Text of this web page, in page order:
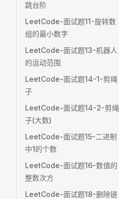
跳台阶
LeetCode-面试题11-旋转数
组的最小数字
LeetCode-面试题13-机器人
的运动范围
LeetCode-面试题14-1-剪绳
子
LeetCode-面试题14-2-剪绳
子(大数)
LeetCode-面试题15-二进制
中1的个数
LeetCode-面试题16-数值的
整数次方
LeetCode-面试题18-删除链